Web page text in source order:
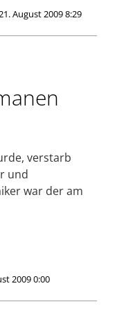
August 2009 8:29
verstarb
und
war der am
2009 0:00